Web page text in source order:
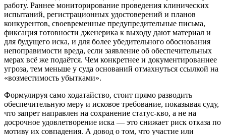
работу. Раннее мониторирование проведения клинических
испытаний, регистрационных удостоверений и планов
конкурентов, своевременные предупредительные письма,
фиксация готовности дженерика к выходу дают материал и
для будущего иска, и для более убедительного обоснования
непоправимости вреда, если заявление об обеспечительных
мерах всё же подаётся. Чем конкретнее и документированнее
угроза, тем меньше у суда оснований отмахнуться ссылкой на
«возместимость убытками».
Формулируя само ходатайство, стоит прямо разводить
обеспечительную меру и исковое требование, показывая суду,
что запрет направлен на сохранение статус-кво, а не на
досрочное удовлетворение иска — это снижает риск отказа по
мотиву их совпадения. А довод о том, что участие или